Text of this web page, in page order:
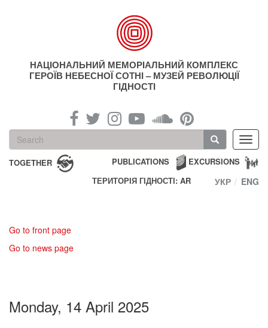
НАЦІОНАЛЬНИЙ МЕМОРІАЛЬНИЙ КОМПЛЕКС
ГЕРОЇВ НЕБЕСНОЇ СОТНІ – МУЗЕЙ РЕВОЛЮЦІЇ
ГІДНОСТІ
Search
form
Search
TOGETHER EXCURSIONS
PUBLICATIONS
ТЕРИТОРІЯ ГІДНОСТІ: AR
УКР ENG
Go to front page
Go to news page
Monday, 14 April 2025